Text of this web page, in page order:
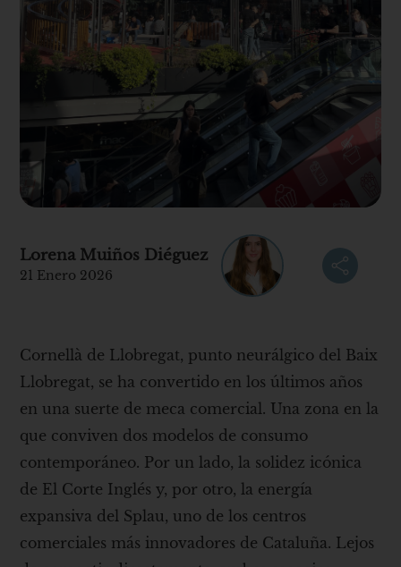
Lorena Muiños Diéguez
21 Enero 2026
Cornellà de Llobregat, punto neurálgico del Baix
Llobregat, se ha convertido en los últimos años
en una suerte de meca comercial. Una zona en la
que conviven dos modelos de consumo
contemporáneo. Por un lado, la solidez icónica
de El Corte Inglés y, por otro, la energía
expansiva del Splau, uno de los centros
comerciales más innovadores de Cataluña. Lejos